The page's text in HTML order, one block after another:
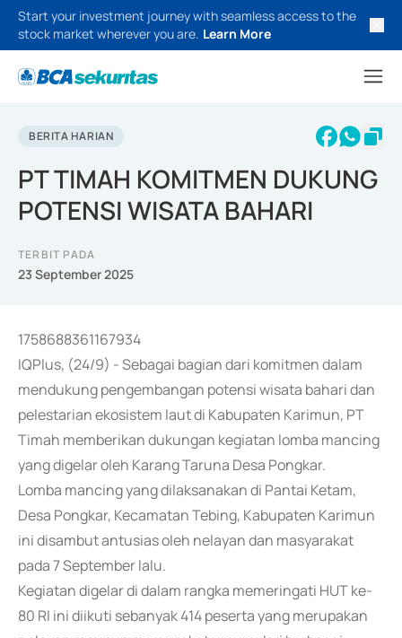
Start your investment journey with seamless access to the
stock market wherever you are. Learn More
BERITA HARIAN
PT TIMAH KOMITMEN DUKUNG
POTENSI WISATA BAHARI
TERBIT PADA
23 September 2025
1758688361167934
IQPlus, (24/9) - Sebagai bagian dari komitmen dalam
mendukung pengembangan potensi wisata bahari dan
pelestarian ekosistem laut di Kabupaten Karimun, PT
Timah memberikan dukungan kegiatan lomba mancing
yang digelar oleh Karang Taruna Desa Pongkar.
Lomba mancing yang dilaksanakan di Pantai Ketam,
Desa Pongkar, Kecamatan Tebing, Kabupaten Karimun
ini disambut antusias oleh nelayan dan masyarakat
pada 7 September lalu.
Kegiatan digelar di dalam rangka memeringati HUT ke-
80 RI ini diikuti sebanyak 414 peserta yang merupakan